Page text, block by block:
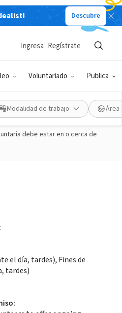
Descubre
Voluntariado Publica
Ingresa Regístrate
Modalidad de trabajo Área
debe estar en o cerca de
:
el día, tardes), Fines de
tardes)
: